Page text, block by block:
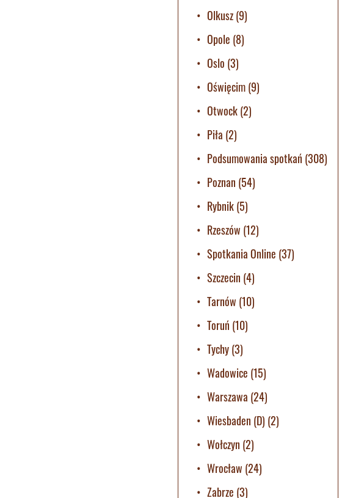
Olkusz(9)
Opole (8)
Oslo (3)
Oświęcim(9)
Otwock(2)
Piła (2)
Podsumowania spotkań (308)
Poznan (54)
Rybnik(5)
Rzeszów (12)
Spotkania Online (37)
Szczecin (4)
Tarnów (10)
Toruń (10)
Tychy(3)
Wadowice (15)
Warszawa (24)
Wiesbaden (D) (2)
Wołczyn (2)
Wrocław (24)
Zabrze (3)